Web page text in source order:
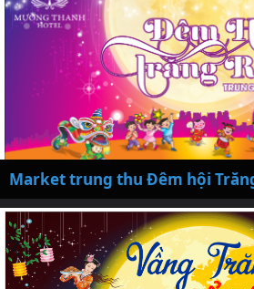
Market trung thu Đêm hội